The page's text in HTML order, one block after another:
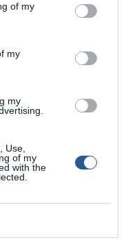
of my
my
my
Use,
of my
with the
διπλάσια αντοχή.
πιο χαµηλά από
Ένας λάθος
όπως π.χ. ο απλός